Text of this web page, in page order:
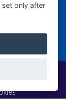
only after